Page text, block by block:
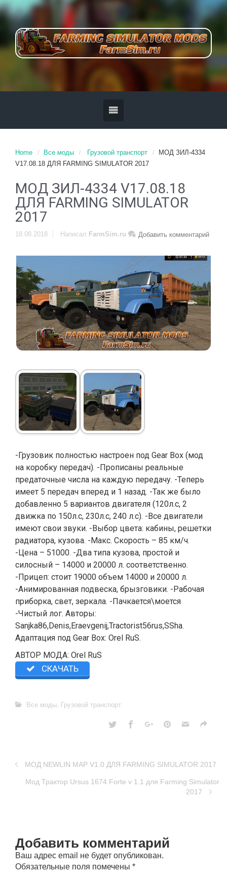
Home Все моды Грузовой транспорт
МОД ЗИЛ-4334
V17.08.18 ДЛЯ FARMING SIMULATOR 2017
МОД ЗИЛ-4334 V17.08.18
ДЛЯ FARMING SIMULATOR
2017
18.08.2018 Добавить комментарий
Написал FarmSim.ru
-Грузовик полностью настроен под Gear Box (мод
на коробку передач). -Прописаны реальные
предаточные числа на каждую передачу. -Теперь
имеет 5 передач вперед и 1 назад. -Так же было
добавленно 5 вариантов двигателя (120л.с, 2
движка по 150л.с, 230л.с, 240 л.с). -Все двигатели
имеют свои звуки. -Выбор цвета: кабины, решетки
радиатора, кузова. -Макс. Скорость – 85 км/ч.
-Цена – 51000. -Два типа кузова, простой и
силосный – 14000 и 20000 л. соответственно.
-Прицеп: стоит 19000 объем 14000 и 20000 л.
-Анимированная подвеска, брызговики. -Рабочая
приборка, свет, зеркала. -Пачкается\моется
-Чистый лог. Авторы:
Sanjka86,Denis,Eraevgenij,Tractorist56rus,SSha.
Адаптация под Gear Box: Orel RuS.
АВТОР МОДА: Orel RuS
СКАЧАТЬ
Все моды, Грузовой транспорт
МОД NEWLIN MAP V1.0 ДЛЯ FARMING SIMULATOR 2017
Мод Трактор Ursus 1674 Forte v 1.1 для Farming Simulator
2017
Добавить комментарий
Ваш адрес email не будет опубликован.
Обязательные поля помечены *